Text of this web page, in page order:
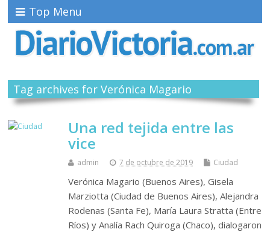
Top Menu
Tag archives for Verónica Magario
Una red tejida entre las
vice
admin 7 de octubre de 2019 Ciudad
Verónica Magario (Buenos Aires), Gisela
Marziotta (Ciudad de Buenos Aires), Alejandra
Rodenas (Santa Fe), María Laura Stratta (Entre
Ríos) y Analía Rach Quiroga (Chaco), dialogaron